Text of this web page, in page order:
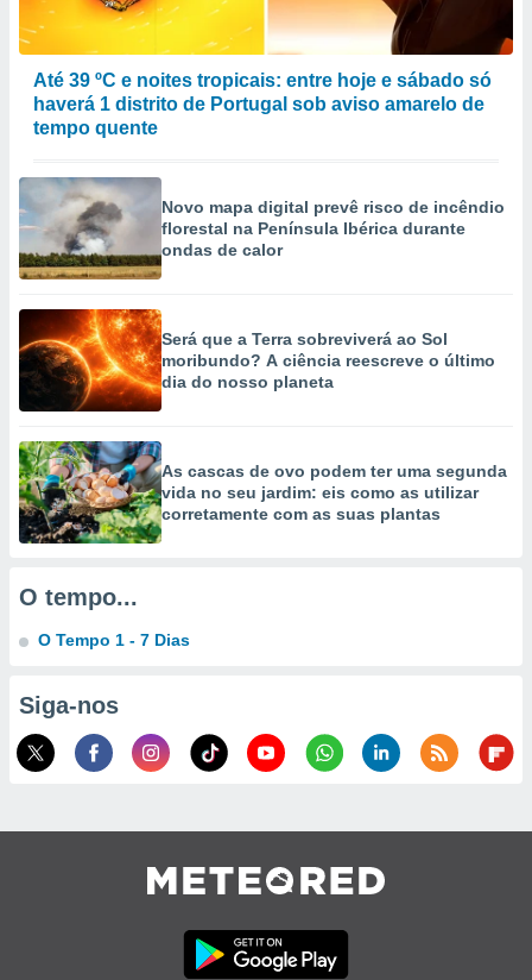
estudos
1199
Até 39 ºC e noites tropicais: entre hoje e sábado só
haverá 1 distrito de Portugal sob aviso amarelo de
tempo quente
Novo mapa digital prevê risco de incêndio
florestal na Península Ibérica durante
ondas de calor
Será que a Terra sobreviverá ao Sol
moribundo? A ciência reescreve o último
dia do nosso planeta
As cascas de ovo podem ter uma segunda
vida no seu jardim: eis como as utilizar
corretamente com as suas plantas
O tempo...
O Tempo 1 - 7 Dias
Siga-nos